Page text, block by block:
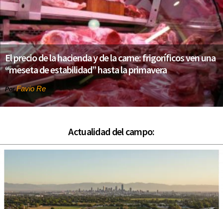
El precio de la hacienda y de la carne: frigoríficos ven una
“meseta de estabilidad” hasta la primavera
PorFavio Re
Actualidad del campo: